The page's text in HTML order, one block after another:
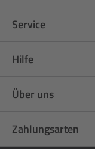
Service
Hilfe
Über uns
Zahlungsarten